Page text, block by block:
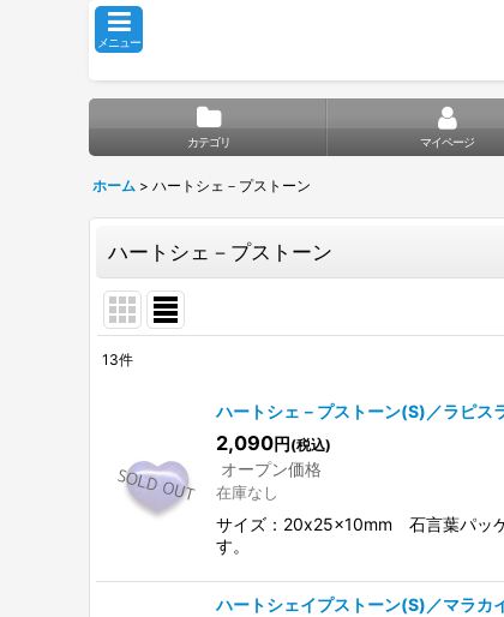
メニュー
カテゴリ マイページ
ホーム > ハートシェ－プストーン
ハートシェ－プストーン
並び順:
13件
ハートシェ－プストーン(S)／ラピス
2,090円 (税込)
オープン価格
在庫なし
サイズ：20x25x10mm 石言葉パッケ
す。
ハートシェイプストーン(S)／マラカ